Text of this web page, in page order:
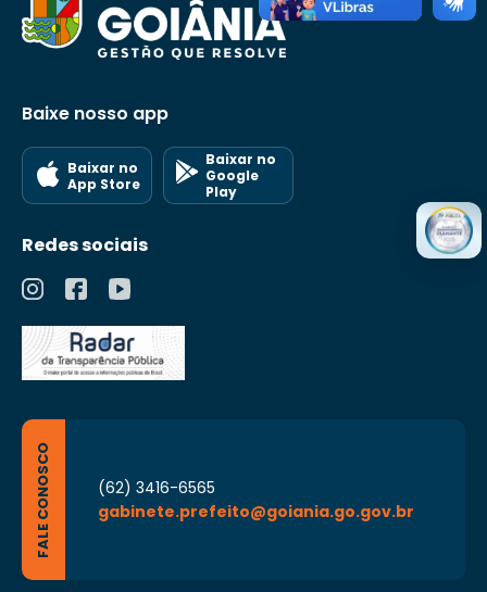
Baixe nosso app
Baixar no
App Store
Baixar no
Google
Play
Redes sociais
FALE CONOSCO
(62) 3416-6565
gabinete.prefeito@goiania.go.gov.br